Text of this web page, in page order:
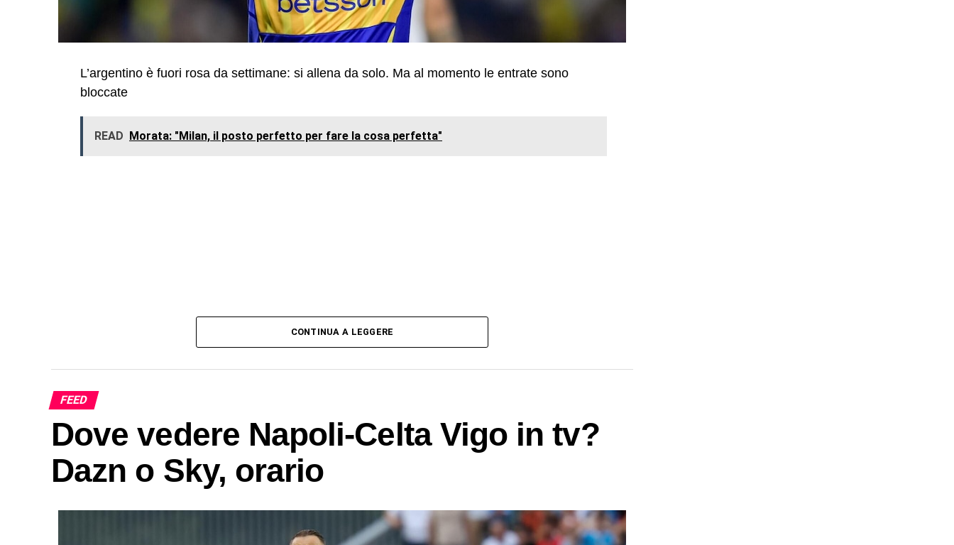
L’argentino è fuori rosa da settimane: si allena da solo. Ma al momento le entrate sono
bloccate
READ Morata: "Milan, il posto perfetto per fare la cosa perfetta"
CONTINUA A LEGGERE
FEED
Dove vedere Napoli-Celta Vigo in tv?
Dazn o Sky, orario